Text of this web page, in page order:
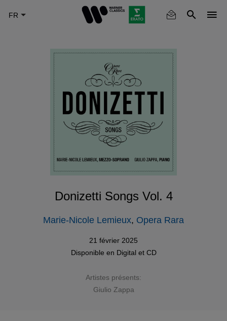
Donizetti Songs Vol. 4
Marie-Nicole Lemieux, Opera Rara
21 février 2025
Disponible en Digital et CD
Artistes présents:
Giulio Zappa